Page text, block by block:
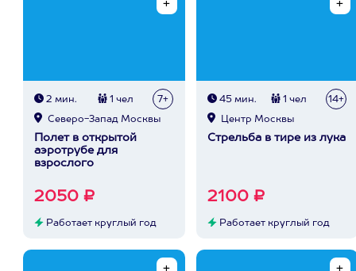
2 мин. 1 чел 7+
Северо-Запад Москвы
Полет в открытой
аэротрубе для
взрослого
2050 ₽
Работает круглый год
45 мин. 1 чел 14+
Центр Москвы
Стрельба в тире из лука
2100 ₽
Работает круглый год